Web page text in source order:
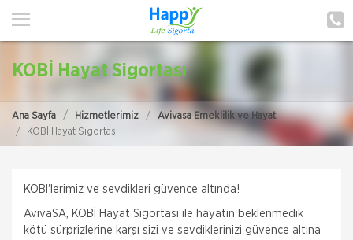
ANA SAYFA
POLIÇE HATIRLAT
KOBİ Hayat Sigortası
Ana Sayfa Hizmetlerimiz
Avivasa Emeklilik ve Hayat
KOBİ Hayat Sigortası
KOBİ'lerimiz ve sevdikleri güvence altında!
AvivaSA, KOBİ Hayat Sigortası ile hayatın beklenmedik
kötü sürprizlerine karşı sizi ve sevdiklerinizi güvence altına